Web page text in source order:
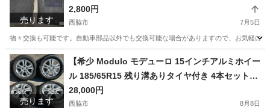
売ります
いです。【ご不要な自動車部品その他何でも色々
なものと交換させていただくことも可能ですの
で、お気軽にお問い合わせください】
2,800円
西脇市 7月5日
物々交換も可能です。自動車部品以外でも交換可能な場合がありますので、お気軽に
兵庫 西脇市 内装、インテリア フロアマット
売ります
【希少 Modulo モデューロ 15インチアルミホイー
ル 185/65R15 残り溝ありタイヤ付き 4本セット】
GB3 フリード フリードスパイク GP3 フリード
ハイブリッド フリードスパイク ハイブリッド な
28,000円
西脇市 8月8日